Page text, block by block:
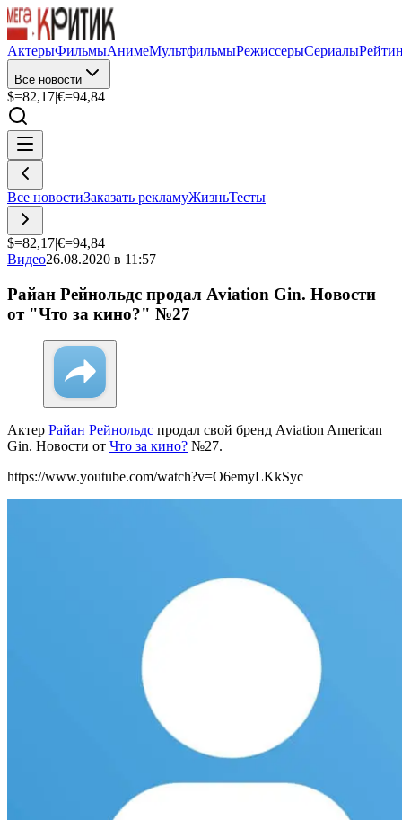
АктерыФильмыАнимеМультфильмыРежиссерыСериалы
Все новости
$=82,17|€=94,84
Все новостиЗаказать рекламуЖизньТесты
$=82,17|€=94,84
Видео26.08.2020 в 11:57
Райан Рейнольдс продал Aviation Gin. Новости
от "Что за кино?" №27
Актер Райан Рейнольдс продал свой бренд Aviation American
Gin. Новости от Что за кино? №27.
https://www.youtube.com/watch?v=O6emyLKkSyc